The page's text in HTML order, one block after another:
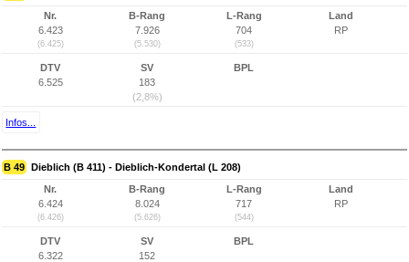
Nr.
6.423
(6.425)
B-Rang
7.926
(5.530)
L-Rang
704
(533)
Land
RP
DTV
6.525
SV
183
(2,8%)
BPL
Infos...
B 49 Dieblich (B 411) - Dieblich-Kondertal (L 208)
Nr.
6.424
(6.426)
B-Rang
8.024
(5.626)
L-Rang
717
(544)
Land
RP
DTV
6.322
SV
152
BPL